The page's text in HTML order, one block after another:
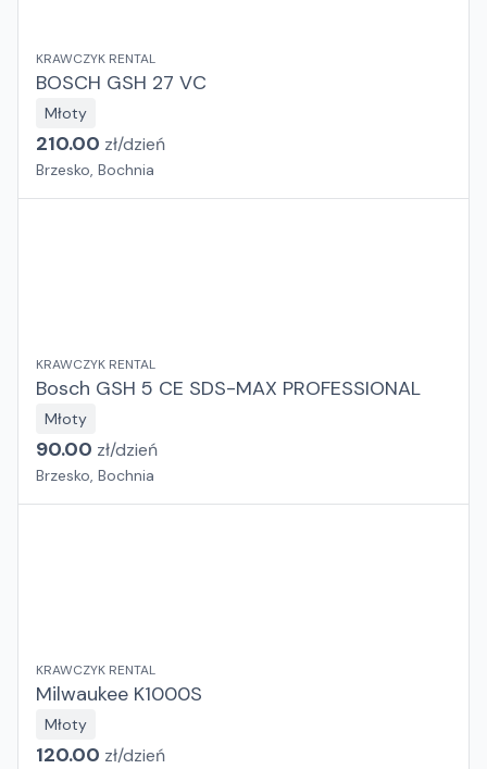
KRAWCZYK RENTAL
BOSCH GSH 27 VC
Młoty
210.00 zł/dzień
Brzesko, Bochnia
KRAWCZYK RENTAL
Bosch GSH 5 CE SDS-MAX PROFESSIONAL
Młoty
90.00 zł/dzień
Brzesko, Bochnia
KRAWCZYK RENTAL
Milwaukee K1000S
Młoty
120.00 zł/dzień